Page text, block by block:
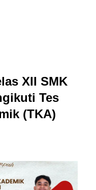
XII SMK
Tes
(TKA)